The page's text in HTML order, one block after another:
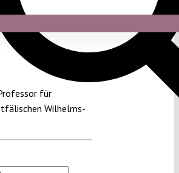
für
Wilhelms-